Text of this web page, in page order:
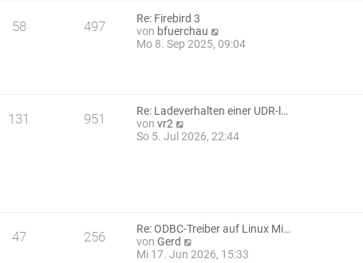
58 497
Re: Firebird 3
von bfuerchau
e
e
B
Mo 8. Sep 2025, 09:04
131 951
Re: Ladeverhalten einer UDR-l…
vonvr2
e
B
e
i
So 5. Jul 2026, 22:44
47 256
Re: ODBC-Treiber auf Linux Mi…
vonGerd
e
Mi 17. Jun 2026, 15:33